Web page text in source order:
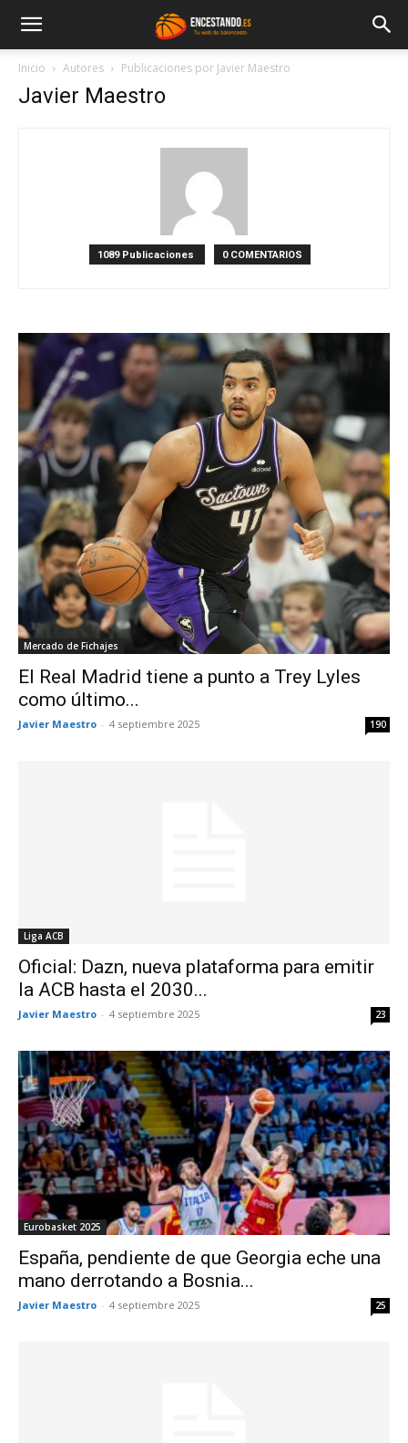
Inicio Autores Publicaciones por Javier Maestro
Javier Maestro
1089 Publicaciones 0 COMENTARIOS
Mercado de Fichajes
El Real Madrid tiene a punto a Trey Lyles
como último...
Javier Maestro - 4 septiembre 2025 190
Liga ACB
Oficial: Dazn, nueva plataforma para emitir
la ACB hasta el 2030...
Javier Maestro - 4 septiembre 2025 23
Eurobasket 2025
España, pendiente de que Georgia eche una
mano derrotando a Bosnia...
Javier Maestro - 4 septiembre 2025 25